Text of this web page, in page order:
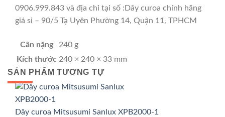
0906.999.843 và địa chỉ tại số :Dây curoa chính hãng
giá sỉ – 90/5 Tạ Uyên Phường 14, Quận 11, TPHCM
Cân nặng
240 g
Kích thước 240 × 240 × 33 mm
SẢN PHẨM TƯƠNG TỰ
GIÁ SỈ
GIÁ TỐT
Dây curoa Mitsusumi Sanlux XPB2000-1